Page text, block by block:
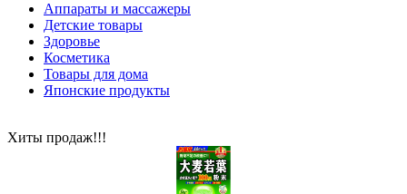
Аппараты и массажеры
Детские товары
Здоровье
Косметика
Товары для дома
Японские продукты
Хиты продаж!!!